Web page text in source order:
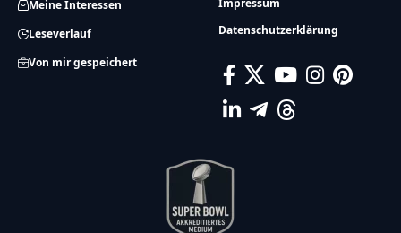
Meine Interessen
Leseverlauf
Von mir gespeichert
Datenschutzerklärung